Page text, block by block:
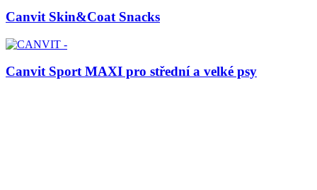
Canvit Skin&Coat Snacks
Canvit Sport MAXI pro střední a velké psy